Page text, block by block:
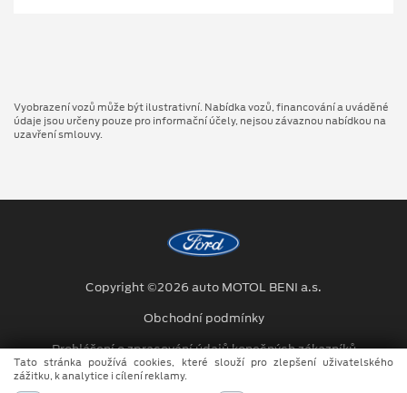
Vyobrazení vozů může být ilustrativní. Nabídka vozů, financování a uváděné
údaje jsou určeny pouze pro informační účely, nejsou závaznou nabídkou na
uzavření smlouvy.
Copyright ©2026 auto MOTOL BENI a.s.
Obchodní podmínky
Prohlášení o zpracování údajů konečných zákazníků
Kariéra
Tato stránka používá cookies, které slouží pro zlepšení uživatelského
zážitku, k analytice i cílení reklamy.